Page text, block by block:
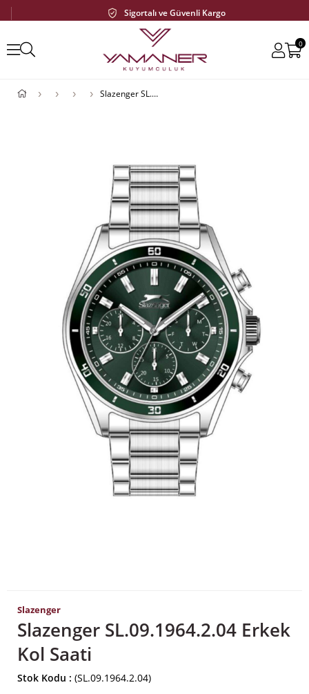
Sigortalı ve Güvenli Kargo
0
Slazenger SL.09.1964.2.04 Erkek Kol Saati
Slazenger
Slazenger SL.09.1964.2.04 Erkek
Kol Saati
Stok Kodu (SL.09.1964.2.04)